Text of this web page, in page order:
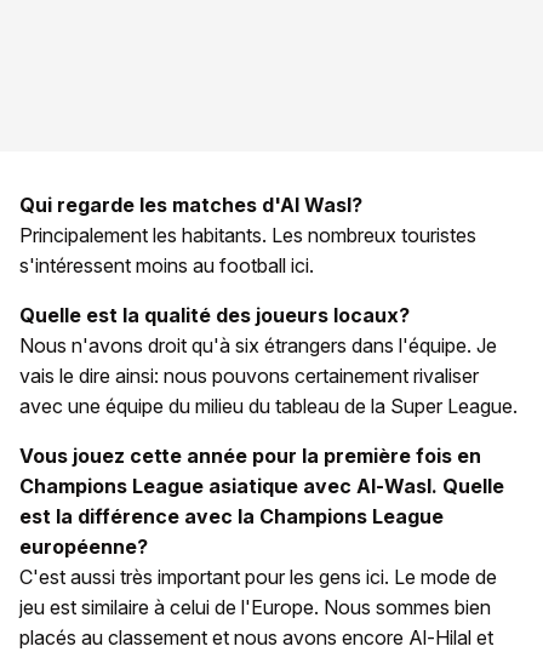
Qui regarde les matches d'Al Wasl?
Principalement les habitants. Les nombreux touristes
s'intéressent moins au football ici.
Quelle est la qualité des joueurs locaux?
Nous n'avons droit qu'à six étrangers dans l'équipe. Je
vais le dire ainsi: nous pouvons certainement rivaliser
avec une équipe du milieu du tableau de la Super League.
Vous jouez cette année pour la première fois en
Champions League asiatique avec Al-Wasl. Quelle
est la différence avec la Champions League
européenne?
C'est aussi très important pour les gens ici. Le mode de
jeu est similaire à celui de l'Europe. Nous sommes bien
placés au classement et nous avons encore Al-Hilal et